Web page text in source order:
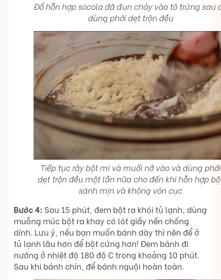
Đổ hỗn hợp socola đã đun chảy vào tô trứng sau
dùng phới dẹt trộn đều
Tiếp tục rây bột mì và muối nở vào và dùng phới
dẹt trộn đều một lần nữa cho đến khi hỗn hợp
sánh mịn và không vón cục
Bước 4: Sau 15 phút, đem bột ra khói tủ lạnh, dùng
muỗng múc bột ra khay có lót giấy nến chống
dính. Lưu ý, nếu bạn muốn bánh dày thì nên để ở
tủ lạnh lâu hơn để bột cứng hơn! Đem bánh đi
nướng ở nhiệt độ 180 độ C trong khoảng 10 phút.
Sau khi bánh chín, để bánh nguội hoàn toàn.